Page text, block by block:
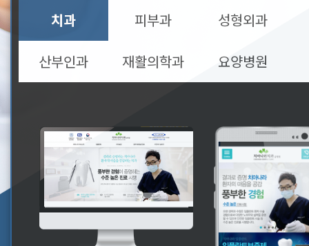
치과 피부과 성형외과
산부인과 재활의학과 요양병원